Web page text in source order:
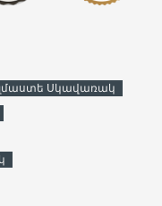
Սկավառակ